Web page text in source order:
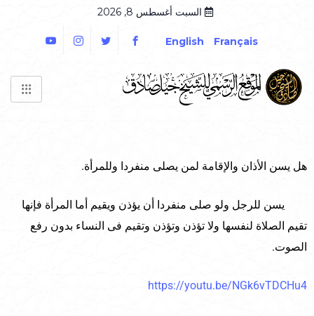
السبت أغسطس 8, 2026
Français
English
هل يسن الأذان والإقامة لمن يصلى منفردا وللمرأة.
يسن للرجل ولو صلى منفردا أن يؤذن ويقيم أما المرأة فإنها
تقيم الصلاة لنفسها ولا تؤذن وتؤذن وتقيم فى النساء بدون رفع
الصوت.
https://youtu.be/NGk6vTDCHu4